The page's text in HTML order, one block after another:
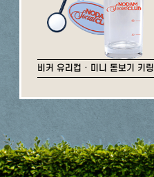
비커 유리컵 · 미니 돋보기 키링